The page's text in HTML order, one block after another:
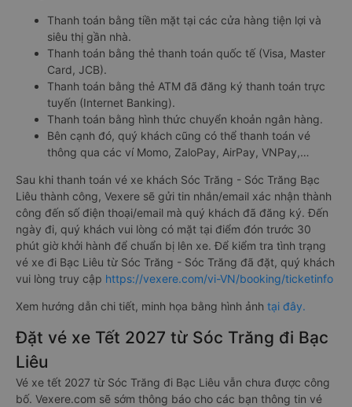
Thanh toán bằng tiền mặt tại các cửa hàng tiện lợi và
siêu thị gần nhà.
Thanh toán bằng thẻ thanh toán quốc tế (Visa, Master
Card, JCB).
Thanh toán bằng thẻ ATM đã đăng ký thanh toán trực
tuyến (Internet Banking).
Thanh toán bằng hình thức chuyển khoản ngân hàng.
Bên cạnh đó, quý khách cũng có thể thanh toán vé
thông qua các ví Momo, ZaloPay, AirPay, VNPay,…
Sau khi thanh toán vé xe khách Sóc Trăng - Sóc Trăng Bạc
Liêu thành công, Vexere sẽ gửi tin nhắn/email xác nhận thành
công đến số điện thoại/email mà quý khách đã đăng ký. Đến
ngày đi, quý khách vui lòng có mặt tại điểm đón trước 30
phút giờ khởi hành để chuẩn bị lên xe. Để kiểm tra tình trạng
vé xe đi Bạc Liêu từ Sóc Trăng - Sóc Trăng đã đặt, quý khách
vui lòng truy cập https://vexere.com/vi-VN/booking/ticketinfo
Xem hướng dẫn chi tiết, minh họa bằng hình ảnh tại đây.
Đặt vé xe Tết 2027 từ Sóc Trăng đi Bạc
Liêu
Vé xe tết 2027 từ Sóc Trăng đi Bạc Liêu vẫn chưa được công
bố. Vexere.com sẽ sớm thông báo cho các bạn thông tin vé